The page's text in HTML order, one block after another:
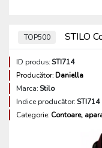
TOP500 STILO
ID produs:STI714
Producător:Daniella
Marca:Stilo
Indice producător:STI714
Categorie: Contoare,